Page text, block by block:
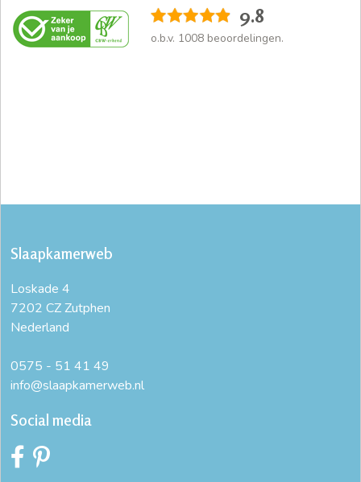
9.8
o.b.v. 1008 beoordelingen.
Slaapkamerweb
Loskade 4
7202 CZ Zutphen
Nederland
0575 - 51 41 49
info@slaapkamerweb.nl
Social media